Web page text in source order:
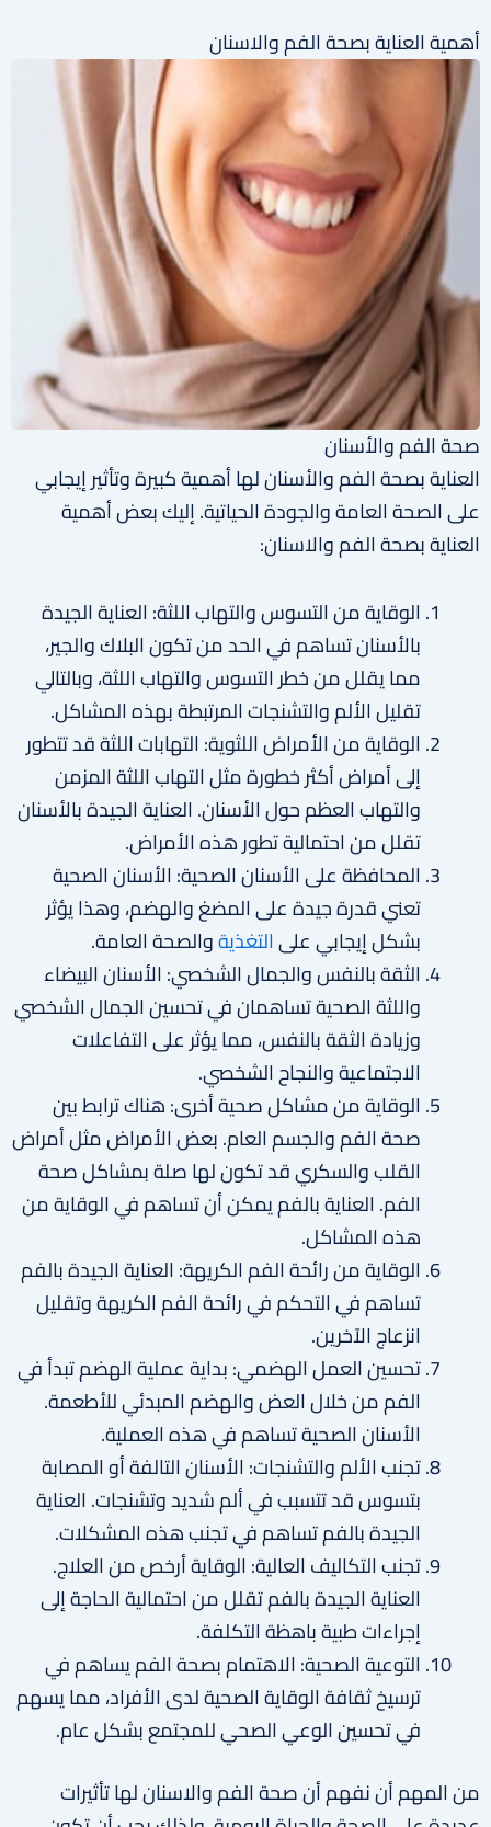
أهمية العناية بصحة الفم والاسنان
صحة الفم والأسنان
العناية بصحة الفم والأسنان لها أهمية كبيرة وتأثير إيجابي
على الصحة العامة والجودة الحياتية. إليك بعض أهمية
العناية بصحة الفم والاسنان:
الوقاية من التسوس والتهاب اللثة: العناية الجيدة
بالأسنان تساهم في الحد من تكون البلاك والجير،
مما يقلل من خطر التسوس والتهاب اللثة، وبالتالي
تقليل الألم والتشنجات المرتبطة بهذه المشاكل.
الوقاية من الأمراض اللثوية: التهابات اللثة قد تتطور
إلى أمراض أكثر خطورة مثل التهاب اللثة المزمن
والتهاب العظم حول الأسنان. العناية الجيدة بالأسنان
تقلل من احتمالية تطور هذه الأمراض.
المحافظة على الأسنان الصحية: الأسنان الصحية
تعني قدرة جيدة على المضغ والهضم، وهذا يؤثر
بشكل إيجابي علىالتغذيةوالصحة العامة.
الثقة بالنفس والجمال الشخصي: الأسنان البيضاء
واللثة الصحية تساهمان في تحسين الجمال الشخصي
وزيادة الثقة بالنفس، مما يؤثر على التفاعلات
الاجتماعية والنجاح الشخصي.
الوقاية من مشاكل صحية أخرى: هناك ترابط بين
صحة الفم والجسم العام. بعض الأمراض مثل أمراض
القلب والسكري قد تكون لها صلة بمشاكل صحة
الفم. العناية بالفم يمكن أن تساهم في الوقاية من
هذه المشاكل.
الوقاية من رائحة الفم الكريهة: العناية الجيدة بالفم
تساهم في التحكم في رائحة الفم الكريهة وتقليل
انزعاج الآخرين.
تحسين العمل الهضمي: بداية عملية الهضم تبدأ في
الفم من خلال العض والهضم المبدئي للأطعمة.
الأسنان الصحية تساهم في هذه العملية.
تجنب الألم والتشنجات: الأسنان التالفة أو المصابة
بتسوس قد تتسبب في ألم شديد وتشنجات. العناية
الجيدة بالفم تساهم في تجنب هذه المشكلات.
تجنب التكاليف العالية: الوقاية أرخص من العلاج.
العناية الجيدة بالفم تقلل من احتمالية الحاجة إلى
إجراءات طبية باهظة التكلفة.
التوعية الصحية: الاهتمام بصحة الفم يساهم في
ترسيخ ثقافة الوقاية الصحية لدى الأفراد، مما يسهم
في تحسين الوعي الصحي للمجتمع بشكل عام.
من المهم أن نفهم أن صحة الفم والاسنان لها تأثيرات